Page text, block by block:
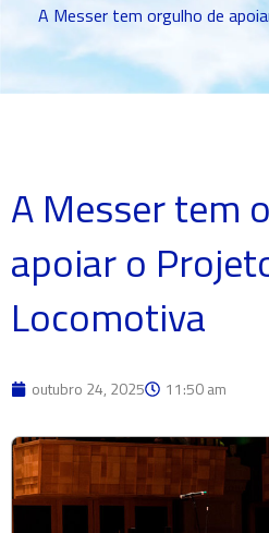
A Messer tem orgulho de
A Messer tem
apoiar o
Locomotiva
outubro 24, 2025 11:50 am